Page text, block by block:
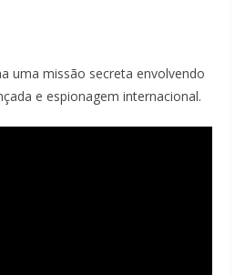
uma missão secreta envolvendo
e espionagem internacional.